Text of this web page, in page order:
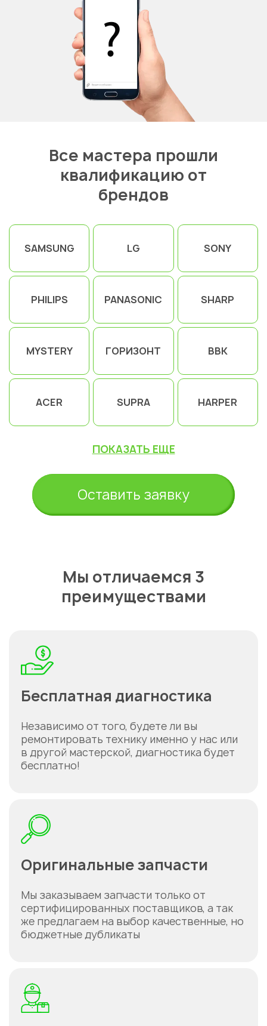
Все мастера прошли
квалификацию от
брендов
SAMSUNG LG SONY
PHILIPS PANASONIC SHARP
MYSTERY ГОРИЗОНТ BBK
ACER SUPRA HARPER
ПОКАЗАТЬ ЕЩЕ
Оставить заявку
Мы отличаемся 3
преимуществами
Бесплатная диагностика
Независимо от того, будете ли вы
ремонтировать технику именно у нас или
в другой мастерской, диагностика будет
бесплатно!
Оригинальные запчасти
Мы заказываем запчасти только от
сертифицированных поставщиков, а так
же предлагаем на выбор качественные, но
бюджетные дубликаты